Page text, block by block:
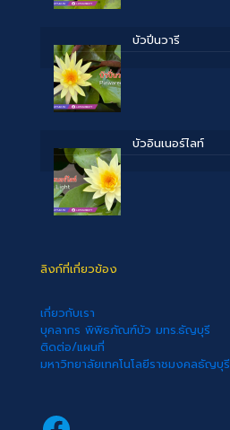
บัวปิ่นวารี
บัวอินเนอร์ไลท์
ลิงก์ที่เกี่ยวข้อง
เกี่ยวกับเรา
บุคลากร พิพิธภัณฑ์บัว มทร.ธัญบุรี
ติดต่อ/แผนที่
มหาวิทยาลัยเทคโนโลยีราชมงคลธัญบุรี